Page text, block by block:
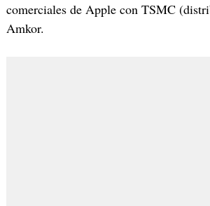
comerciales de Apple con TSMC
Amkor.